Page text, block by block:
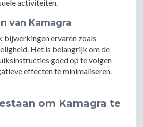
activiteiten.
van Kamagra
bijwerkingen ervaren zoals
Het is belangrijk om de
goed op te volgen
effecten te minimaliseren.
om Kamagra te